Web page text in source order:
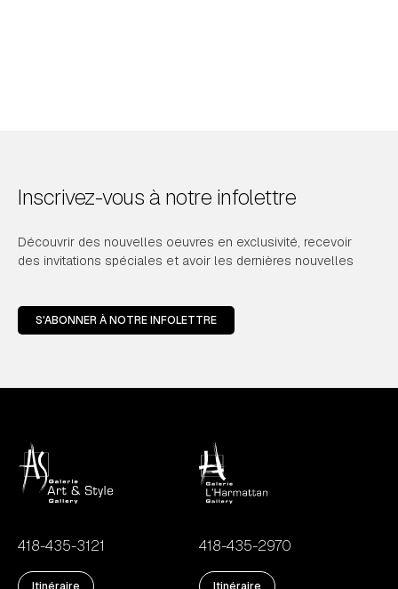
Inscrivez-vous à notre infolettre
Découvrir des nouvelles oeuvres en exclusivité, recevoir
des invitations spéciales et avoir les dernières nouvelles
S'ABONNER À NOTRE INFOLETTRE
418-435-3121 418-435-2970